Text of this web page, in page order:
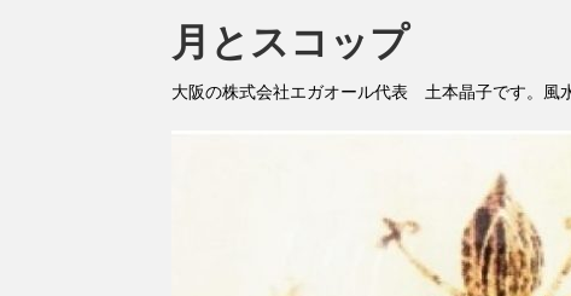
月とスコップ
大阪の株式会社エガオール代表 土本晶子です。風